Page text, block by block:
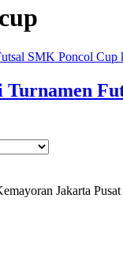
Turnamen
Jakarta Pusat